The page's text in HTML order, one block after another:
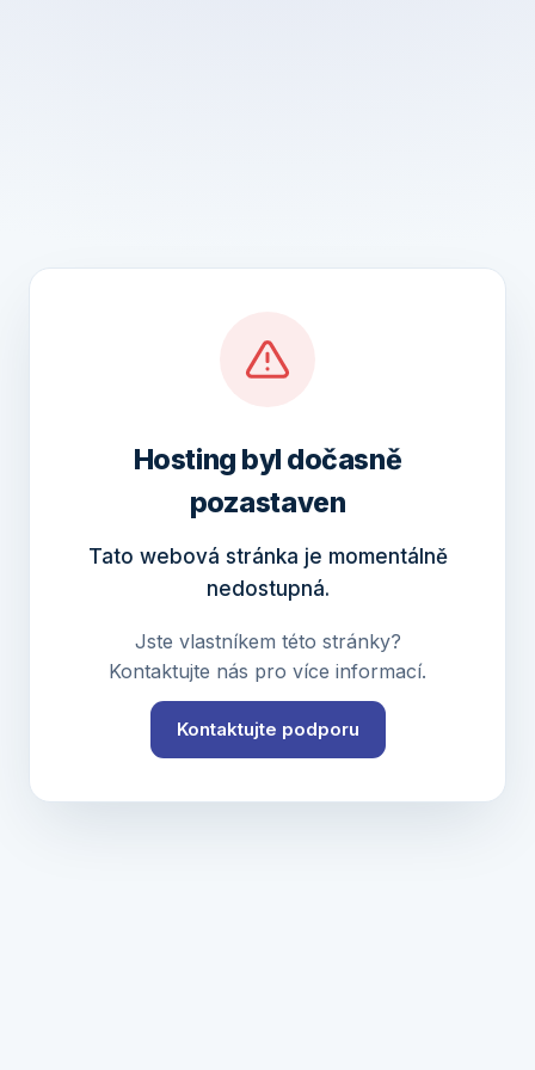
Hosting byl dočasně
pozastaven
Tato webová stránka je momentálně
nedostupná.
Jste vlastníkem této stránky?
Kontaktujte nás pro více informací.
Kontaktujte podporu